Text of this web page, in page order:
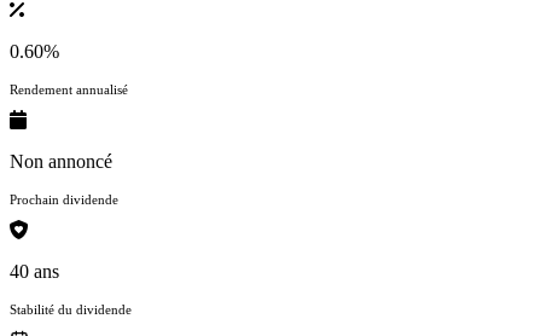
0.60%
Rendement annualisé
Non annoncé
Prochain dividende
40 ans
Stabilité du dividende